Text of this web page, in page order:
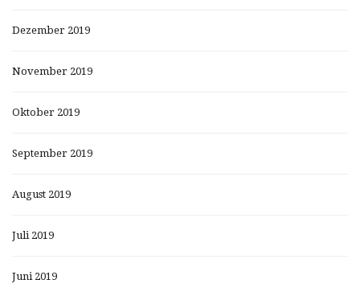
Dezember 2019
November 2019
Oktober 2019
September 2019
August 2019
Juli 2019
Juni 2019